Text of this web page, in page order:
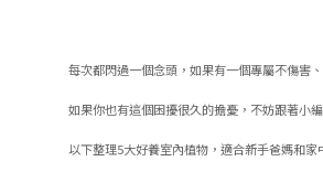
每次都閃過一個念頭，如果有一個專屬不傷害
如果你也有這個困擾很久的擔憂，不妨跟著小編
以下整理5大好養室內植物，適合新手爸媽和家